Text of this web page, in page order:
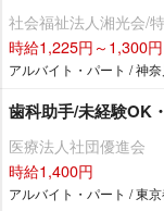
社会福祉法人湘光会/
時給1,225円～1,300円
アルバイト・パート / 神
歯科助手/未経験OK
医療法人社団優進会
時給1,400円
アルバイト・パート / 東